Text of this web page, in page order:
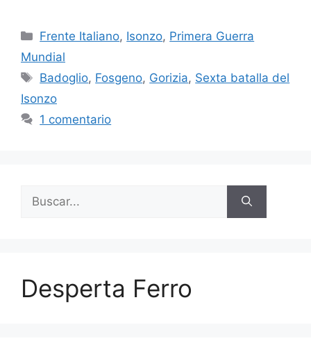
Categorías
Frente Italiano, Isonzo, Primera Guerra
Mundial
Etiquetas
Badoglio, Fosgeno, Gorizia, Sexta batalla del
Isonzo
1 comentario
Desperta Ferro